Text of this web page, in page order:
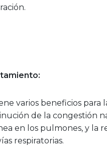
varios beneficios para
de la congestión
en los pulmones, y la
respiratorias.